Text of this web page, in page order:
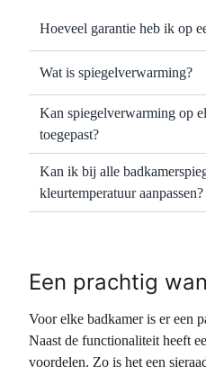
Hoeveel garantie heb ik op
Wat is spiegelverwarming?
Kan spiegelverwarming op
toegepast?
Kan ik bij alle
kleurtemperatuur aanpassen?
Een prachtig
Voor elke badkamer is er een
Naast de functionaliteit heeft
voordelen. Zo is het een